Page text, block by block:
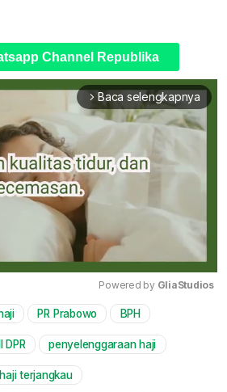
Channel Republika
arrow_forward_ios Baca selengkapnya
Powered by GliaStudios
PR Prabowo BPH
DPR penyelenggaraan haji
haji terjangkau